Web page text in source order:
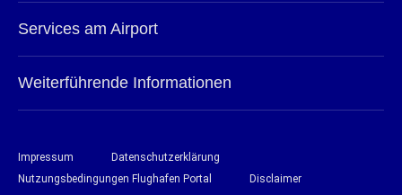
Services am Airport
Weiterführende Informationen
Impressum
Datenschutzerklärung
Nutzungsbedingungen Flughafen Portal
Disclaimer